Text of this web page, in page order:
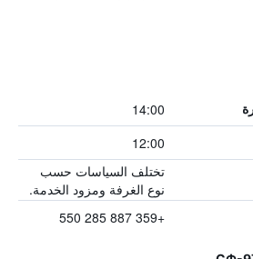
14:00
12:00
تختلف السياسات حسب
نوع الغرفة ومزود الخدمة.
+359 887 285 550